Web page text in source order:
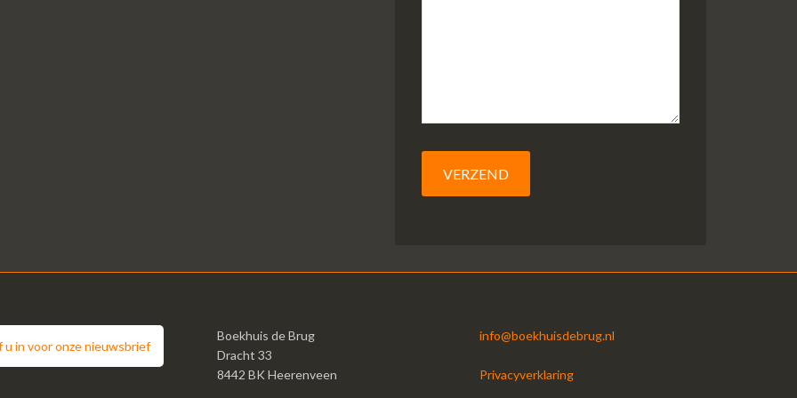
u in voor onze nieuwsbrief
Boekhuis de Brug
Dracht 33
8442 BK Heerenveen
info@boekhuisdebrug.nl
Privacyverklaring